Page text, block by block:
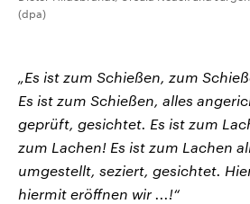
(dpa)
„Es ist zum Schießen, zum
Es ist zum Schießen, alles
geprüft, gesichtet. Es ist zum
zum Lachen! Es ist zum Lachen
umgestellt, seziert, gesichtet.
hiermit eröffnen wir ...!“